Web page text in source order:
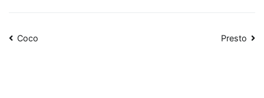
Navigation
Coco Presto